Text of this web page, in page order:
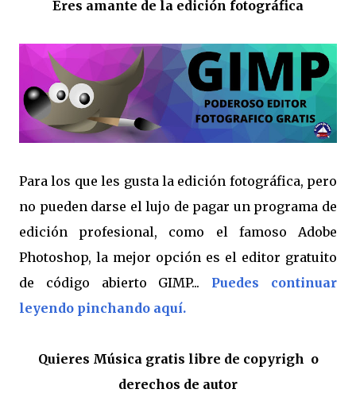
Eres amante de la edición fotográfica
Para los que les gusta la edición fotográfica, pero
no pueden darse el lujo de pagar un programa de
edición profesional, como el famoso Adobe
Photoshop, la mejor opción es el editor gratuito
de código abierto GIMP... Puedes continuar
leyendo pinchando aquí.
Quieres Música gratis libre de copyrigh o
derechos de autor